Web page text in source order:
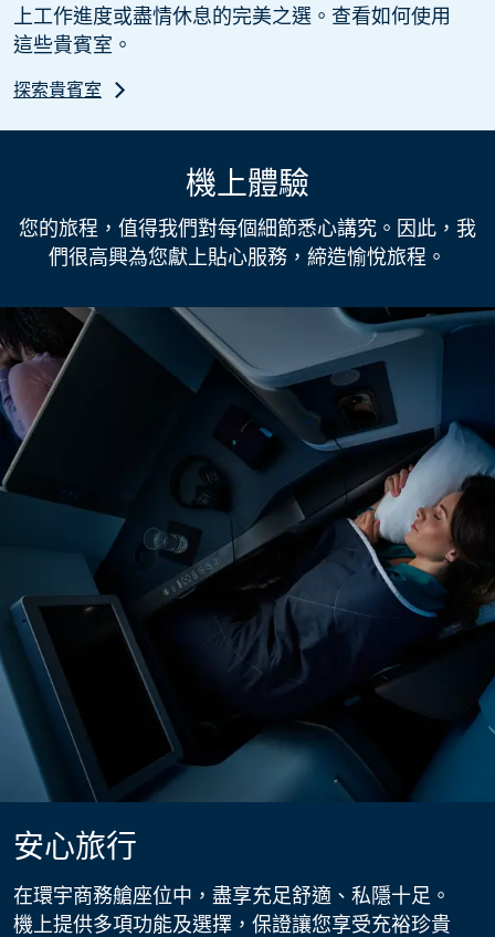
上工作進度或盡情休息的完美之選。查看如何使用
這些貴賓室。
探索貴賓室
機上體驗
您的旅程，值得我們對每個細節悉心講究。因此，我
們很高興為您獻上貼心服務，締造愉悅旅程。
安心旅行
在環宇商務艙座位中，盡享充足舒適、私隱十足。
機上提供多項功能及選擇，保證讓您享受充裕珍貴